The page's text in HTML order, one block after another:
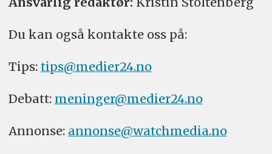
Du kan også kontakte oss på:
Tips: tips@medier24.no
Debatt: meninger@medier24.no
Annonse: annonse@watchmedia.no